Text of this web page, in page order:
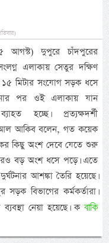
আগস্ট) দুপুরে চাঁদপুরের
এলাকায় সেতুর দক্ষিণ
১৫ মিটার সংযোগ সড়ক ধসে
পর ওই এলাকায় যান
হচ্ছে। প্রত্যক্ষদর্শী
আল আকিব বলেন, গত কয়েক
কিছু অংশ দেবে যেতে শুরু
বড় অংশ ধসে পড়ে। এতে
আশঙ্কা তৈরি হয়েছে।
বিভাগের কর্মকর্তারা।
নেয়া হয়েছে। ক বাকি